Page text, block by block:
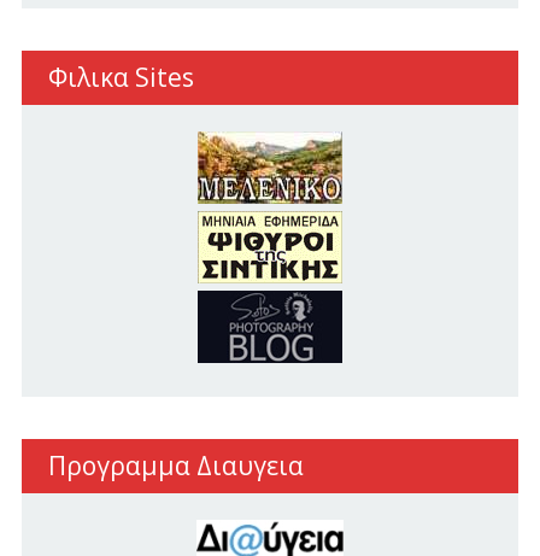
Φιλικα Sites
Προγραμμα Διαυγεια